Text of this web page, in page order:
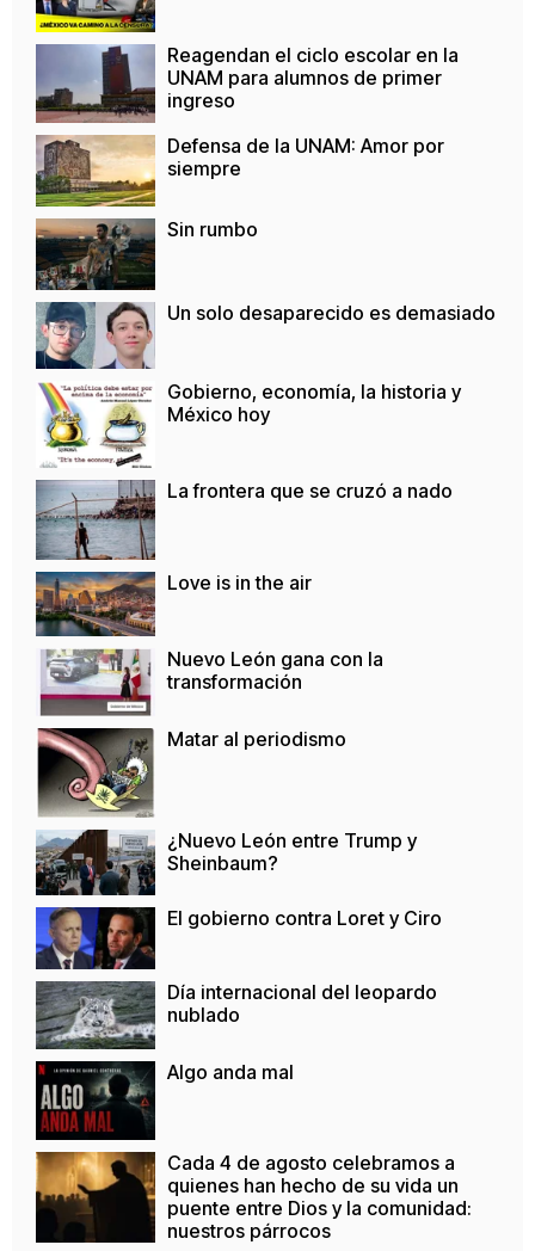
Reagendan el ciclo escolar en la
UNAM para alumnos de primer
ingreso
Defensa de la UNAM: Amor por
siempre
Sin rumbo
Un solo desaparecido es demasiado
Gobierno, economía, la historia y
México hoy
La frontera que se cruzó a nado
Love is in the air
Nuevo León gana con la
transformación
Matar al periodismo
¿Nuevo León entre Trump y
Sheinbaum?
El gobierno contra Loret y Ciro
Día internacional del leopardo
nublado
Algo anda mal
Cada 4 de agosto celebramos a
quienes han hecho de su vida un
puente entre Dios y la comunidad:
nuestros párrocos